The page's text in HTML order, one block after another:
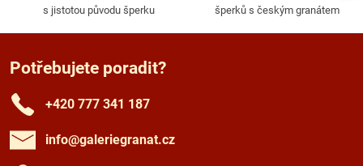
s jistotou původu šperku šperků s českým granátem
Potřebujete poradit?
+420 777 341 187
info​@galeriegranat​.cz